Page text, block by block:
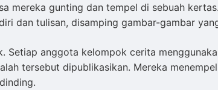
mereka gunting dan tempel di sebuah
dan tulisan, disamping gambar-gambar
Setiap anggota kelompok cerita
tersebut dipublikasikan. Mereka